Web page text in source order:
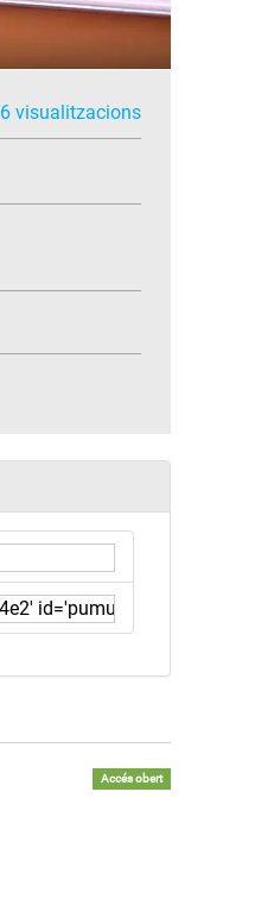
6 visualitzacions
Accés obert